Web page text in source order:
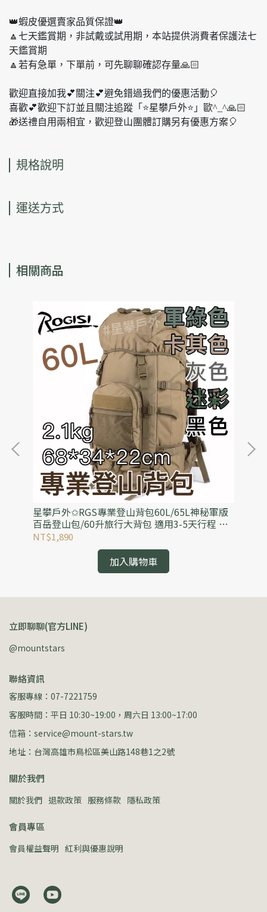
👑蝦皮優選賣家品質保證👑
🔼七天鑑賞期，非試戴或試用期，本站提供消費者保護法七
天鑑賞期
🔼若有急單，下單前，可先聊聊確認存量🙏🏻
歡迎直接加我💕關注💕避免錯過我們的優惠活動🎈
喜歡💕歡迎下訂並且關注追蹤「⭐️星攀戶外⭐️」歐^_^🙏🏻
🎁送禮自用兩相宜，歡迎登山團體訂購另有優惠方案🎈
規格說明
運送方式
相關商品
星攀戶外✩RGS專業登山背包60L/65L神秘軍版
百岳登山包/60升旅行大背包 適用3-5天行程 野
外探險內建防雨罩
NT$1,890
加入購物車
立即聊聊(官方LINE)
@mountstars
聯絡資訊
客服專線：07-7221759
客服時間：平日 10:30~19:00，周六日 13:00~17:00
信箱：service@mount-stars.tw
地址：台灣高雄市鳥松區美山路148巷1之2號
關於我們
關於我們 退款政策 服務條款 隱私政策
會員專區
會員權益聲明 紅利與優惠說明